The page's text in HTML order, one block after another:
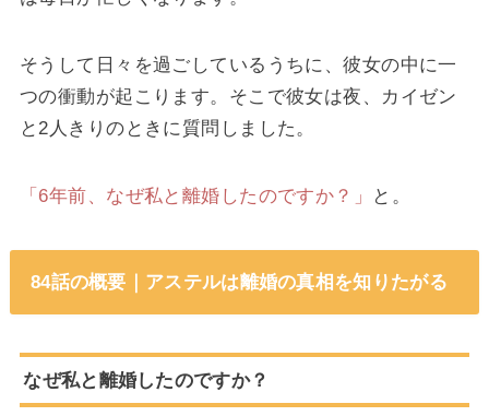
そうして日々を過ごしているうちに、彼女の中に一
つの衝動が起こります。そこで彼女は夜、カイゼン
と2人きりのときに質問しました。
「6年前、なぜ私と離婚したのですか？」 と。
84話の概要｜アステルは離婚の真相を知りたがる
なぜ私と離婚したのですか？